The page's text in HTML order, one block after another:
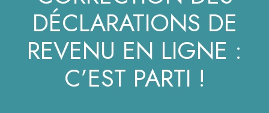
DÉCLARATIONS DE
REVENU EN LIGNE :
C’EST PARTI !